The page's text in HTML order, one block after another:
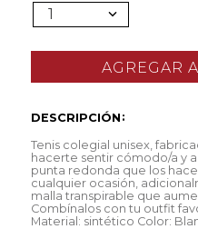
1
DESCRIPCIÓN
Tenis colegial unisex,
hacerte sentir cómodo/a y
punta redonda que los
cualquier ocasión,
malla transpirable que
Combínalos con tu outfit
Material: sintético Color: